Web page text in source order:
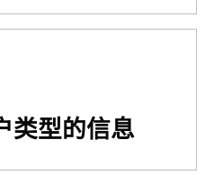
类型的信息